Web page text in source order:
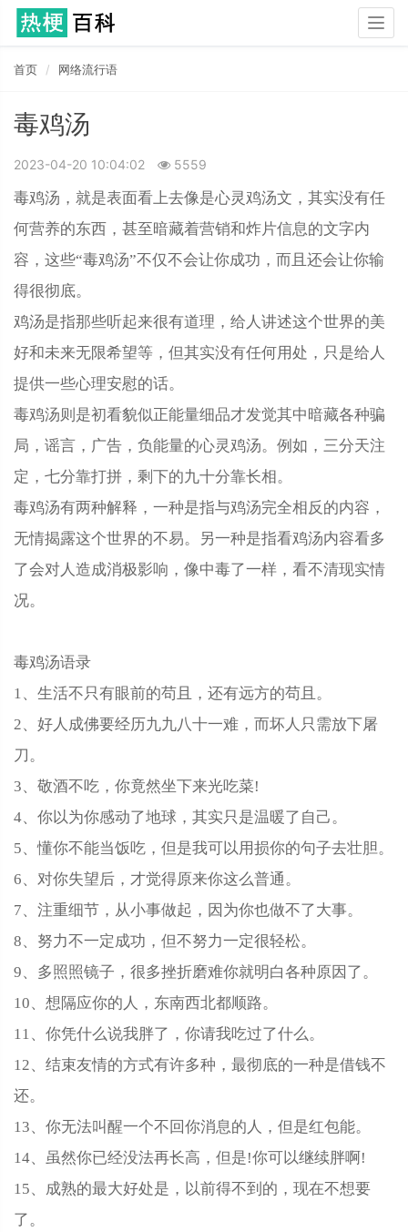
首页 网络流行语
毒鸡汤
2023-04-20 10:04:02 5559
毒鸡汤，就是表面看上去像是心灵鸡汤文，其实没有任
何营养的东西，甚至暗藏着营销和炸片信息的文字内
容，这些“毒鸡汤”不仅不会让你成功，而且还会让你输
得很彻底。
鸡汤是指那些听起来很有道理，给人讲述这个世界的美
好和未来无限希望等，但其实没有任何用处，只是给人
提供一些心理安慰的话。
毒鸡汤则是初看貌似正能量细品才发觉其中暗藏各种骗
局，谣言，广告，负能量的心灵鸡汤。例如，三分天注
定，七分靠打拼，剩下的九十分靠长相。
毒鸡汤有两种解释，一种是指与鸡汤完全相反的内容，
无情揭露这个世界的不易。另一种是指看鸡汤内容看多
了会对人造成消极影响，像中毒了一样，看不清现实情
况。
毒鸡汤语录
1、生活不只有眼前的苟且，还有远方的苟且。
2、好人成佛要经历九九八十一难，而坏人只需放下屠
刀。
3、敬酒不吃，你竟然坐下来光吃菜!
4、你以为你感动了地球，其实只是温暖了自己。
5、懂你不能当饭吃，但是我可以用损你的句子去壮胆。
6、对你失望后，才觉得原来你这么普通。
7、注重细节，从小事做起，因为你也做不了大事。
8、努力不一定成功，但不努力一定很轻松。
9、多照照镜子，很多挫折磨难你就明白各种原因了。
10、想隔应你的人，东南西北都顺路。
11、你凭什么说我胖了，你请我吃过了什么。
12、结束友情的方式有许多种，最彻底的一种是借钱不
还。
13、你无法叫醒一个不回你消息的人，但是红包能。
14、虽然你已经没法再长高，但是!你可以继续胖啊!
15、成熟的最大好处是，以前得不到的，现在不想要
了。